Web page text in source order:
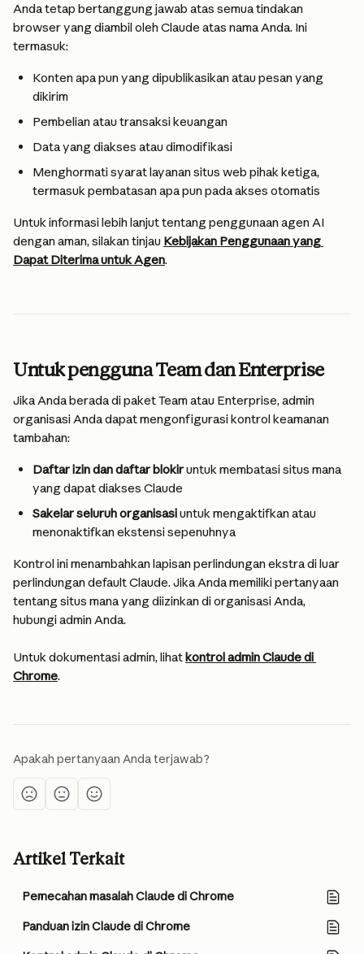
Anda tetap bertanggung jawab atas semua tindakan
browser yang diambil oleh Claude atas nama Anda. Ini
termasuk:
Konten apa pun yang dipublikasikan atau pesan yang
dikirim
Pembelian atau transaksi keuangan
Data yang diakses atau dimodifikasi
Menghormati syarat layanan situs web pihak ketiga,
termasuk pembatasan apa pun pada akses otomatis
Untuk informasi lebih lanjut tentang penggunaan agen AI
dengan aman, silakan tinjau Kebijakan Penggunaan yang
Dapat Diterima untuk Agen.
Untuk pengguna Team dan Enterprise
Jika Anda berada di paket Team atau Enterprise, admin
organisasi Anda dapat mengonfigurasi kontrol keamanan
tambahan:
Daftar izin dan daftar blokir untuk membatasi situs mana
yang dapat diakses Claude
Sakelar seluruh organisasi untuk mengaktifkan atau
menonaktifkan ekstensi sepenuhnya
Kontrol ini menambahkan lapisan perlindungan ekstra di luar
perlindungan default Claude. Jika Anda memiliki pertanyaan
tentang situs mana yang diizinkan di organisasi Anda,
hubungi admin Anda.
Untuk dokumentasi admin, lihat kontrol admin Claude di
Chrome.
Apakah pertanyaan Anda terjawab?
Artikel Terkait
Pemecahan masalah Claude di Chrome
Panduan izin Claude di Chrome